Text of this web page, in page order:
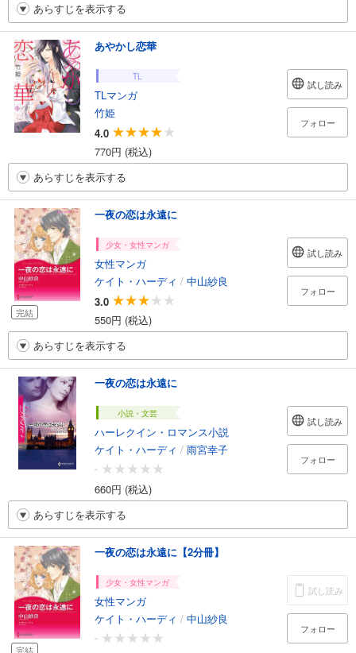
あらすじを表示する
あやかし恋華
TL
TLマンガ
竹姫
4.0
770円 (税込)
試し読み
フォロー
あらすじを表示する
完結
一夜の恋は永遠に
少女・女性マンガ
女性マンガ
ケイト・ハーディ / 中山紗良
3.0
550円 (税込)
試し読み
フォロー
あらすじを表示する
一夜の恋は永遠に
小説・文芸
ハーレクイン・ロマンス小説
ケイト・ハーディ / 雨宮幸子
-
660円 (税込)
試し読み
フォロー
あらすじを表示する
完結
一夜の恋は永遠に【2分冊】
少女・女性マンガ
女性マンガ
ケイト・ハーディ / 中山紗良
-
試し読み
フォロー